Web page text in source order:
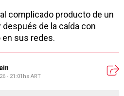
complicado producto de un
de la caída con
en sus redes.
- 21:01hs ART